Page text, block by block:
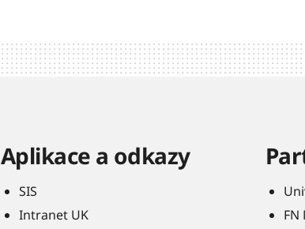
Aplikace a odkazy
SIS
Intranet UK